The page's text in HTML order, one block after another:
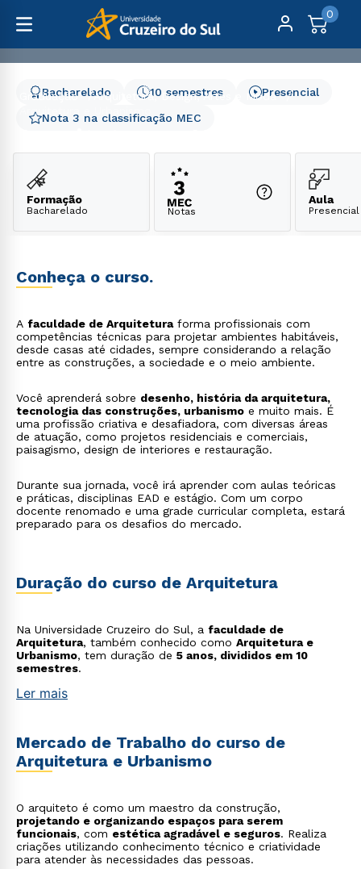
0
Graduação
Arquitetura, Design, Artes e Moda
Arquitetura e Urbanismo
Nota 3 na classificação MEC
10 semestres
Bacharelado Presencial
Formação
Bacharelado Notas
Aula
Presencial
Conheça o curso.
A faculdade de Arquiteturaforma profissionais com
competências técnicas para projetar ambientes habitáveis,
desde casas até cidades, sempre considerando a relação
entre as construções, a sociedade e o meio ambiente.
Você aprenderá sobre desenho, história da arquitetura,
tecnologia das construções, urbanismo e muito mais. É
uma profissão criativa e desafiadora, com diversas áreas
de atuação, como projetos residenciais e comerciais,
paisagismo, design de interiores e restauração.
Durante sua jornada, você irá aprender com aulas teóricas
e práticas, disciplinas EAD e estágio. Com um corpo
docente renomado e uma grade curricular completa, estará
preparado para os desafios do mercado.
Duração do curso de Arquitetura
Na Universidade Cruzeiro do Sul, a faculdade de
Arquitetura, também conhecido como Arquitetura e
Urbanismo, tem duração de 5 anos, divididos em 10
semestres.
Ler mais
Mercado de Trabalho do curso de
Arquitetura e Urbanismo
O arquiteto é como um maestro da construção,
projetando e organizando espaços para serem
funcionais, com estética agradável e seguros. Realiza
criações utilizando conhecimento técnico e criatividade
para atender às necessidades das pessoas.